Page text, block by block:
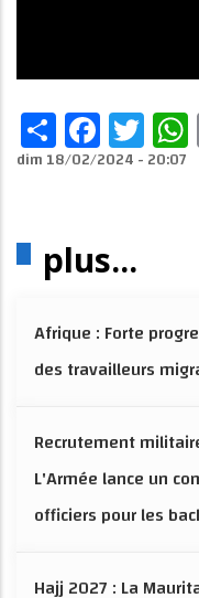
Share
dim 18/02/2024 - 20:07
plus...
Afrique : Forte
des travailleurs
Recrutement
L'Armée lance un
officiers pour les
Hajj 2027 : La